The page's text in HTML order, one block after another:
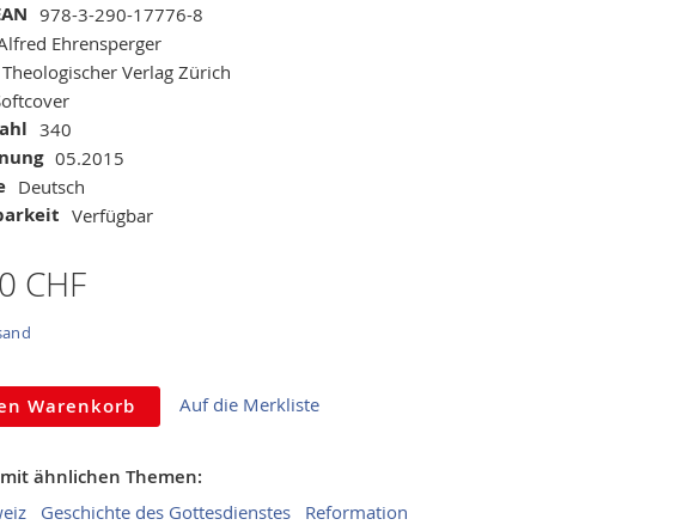
978-3-290-17776-8
Ehrensperger
Theologischer Verlag Zürich
340
05.2015
Deutsch
Verfügbar
CHF
Warenkorb Auf die Merkliste
ähnlichen Themen:
Geschichte des Gottesdienstes Reformation